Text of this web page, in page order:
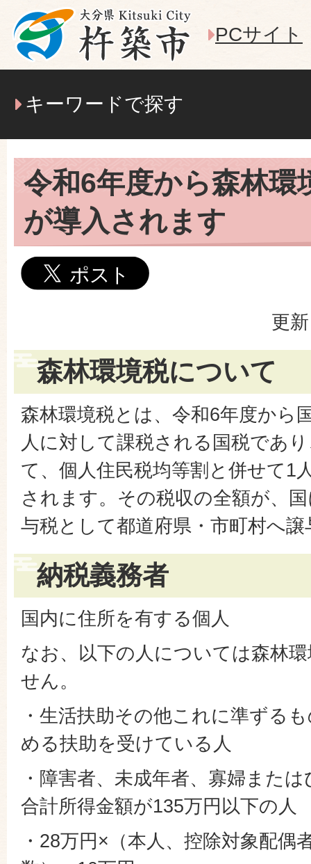
PCサイト
キーワードで探す
令和6年度から森林環
が導入されます
更
森林環境税について
森林環境税とは、令和6年度から
人に対して課税される国税であ
て、個人住民税均等割と併せて1
されます。その税収の全額が、
与税として都道府県・市町村へ
納税義務者
国内に住所を有する個人
なお、以下の人については森林
せん。
・生活扶助その他これに準ずる
める扶助を受けている人
・障害者、未成年者、寡婦また
合計所得金額が135万円以下の人
・28万円×（本人、控除対象配偶